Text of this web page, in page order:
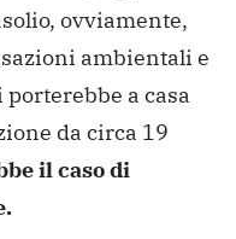
ovviamente,
ambientali e
a casa
da circa 19
il caso di